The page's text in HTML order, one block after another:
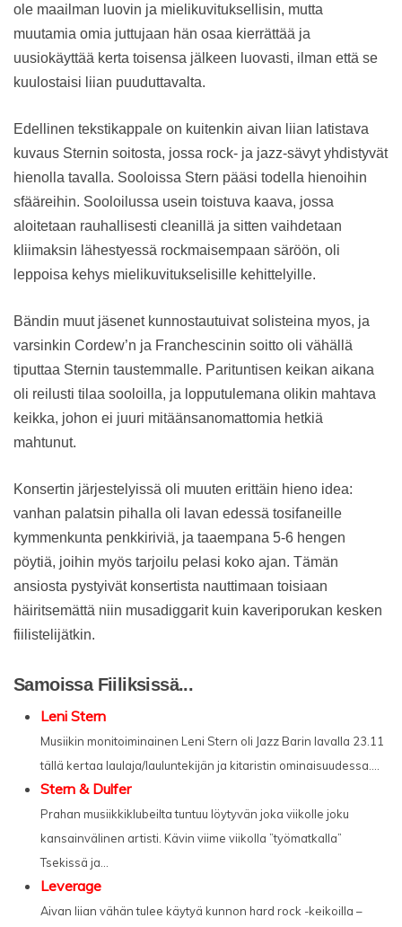
ole maailman luovin ja mielikuvituksellisin, mutta
muutamia omia juttujaan hän osaa kierrättää ja
uusiokäyttää kerta toisensa jälkeen luovasti, ilman että se
kuulostaisi liian puuduttavalta.
Edellinen tekstikappale on kuitenkin aivan liian latistava
kuvaus Sternin soitosta, jossa rock- ja jazz-sävyt yhdistyvät
hienolla tavalla. Sooloissa Stern pääsi todella hienoihin
sfääreihin. Sooloilussa usein toistuva kaava, jossa
aloitetaan rauhallisesti cleanillä ja sitten vaihdetaan
kliimaksin lähestyessä rockmaisempaan säröön, oli
leppoisa kehys mielikuvitukselisille kehittelyille.
Bändin muut jäsenet kunnostautuivat solisteina myos, ja
varsinkin Cordew’n ja Franchescinin soitto oli vähällä
tiputtaa Sternin taustemmalle. Parituntisen keikan aikana
oli reilusti tilaa sooloilla, ja lopputulemana olikin mahtava
keikka, johon ei juuri mitäänsanomattomia hetkiä
mahtunut.
Konsertin järjestelyissä oli muuten erittäin hieno idea:
vanhan palatsin pihalla oli lavan edessä tosifaneille
kymmenkunta penkkiriviä, ja taaempana 5-6 hengen
pöytiä, joihin myös tarjoilu pelasi koko ajan. Tämän
ansiosta pystyivät konsertista nauttimaan toisiaan
häiritsemättä niin musadiggarit kuin kaveriporukan kesken
fiilistelijätkin.
Samoissa Fiiliksissä...
Leni Stern
Musiikin monitoiminainen Leni Stern oli Jazz Barin lavalla 23.11
tällä kertaa laulaja/lauluntekijän ja kitaristin ominaisuudessa....
Stern & Dulfer
Prahan musiikkiklubeilta tuntuu löytyvän joka viikolle joku
kansainvälinen artisti. Kävin viime viikolla ”työmatkalla”
Tsekissä ja...
Leverage
Aivan liian vähän tulee käytyä kunnon hard rock -keikoilla –